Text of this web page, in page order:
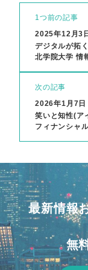
1つ前の記事
2025年12月3
デジタルが拓
北学院大学 情
次の記事
2026年1月7日
笑いと知性(ア
フィナンシャ
最新情報
無